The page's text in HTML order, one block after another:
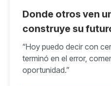
Donde otros ven
construye su
“Hoy puedo decir con
terminó en el error,
oportunidad.”